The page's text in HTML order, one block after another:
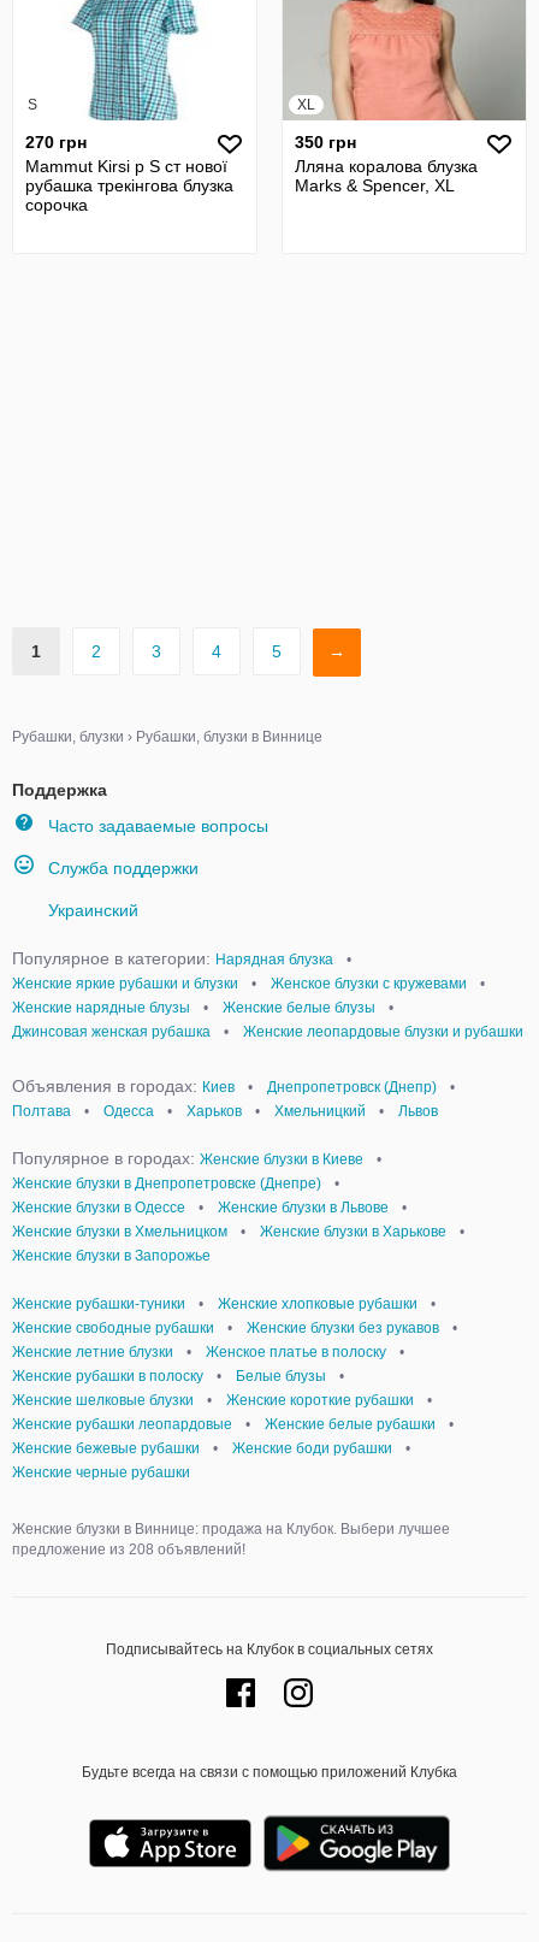
S
270 грн
Mammut Kirsi р S ст нової
рубашка трекінгова блузка
сорочка
XL
350 грн
Лляна коралова блузка
Marks & Spencer, XL
1 2 3 4 5 →
Рубашки, блузки › Рубашки, блузки в Виннице
Поддержка
Часто задаваемые вопросы
Служба поддержки
Украинский
Популярное в категории: Нарядная блузка
•
Женские яркие рубашки и блузки
• Женское блузки с кружевами
•
Женские нарядные блузы
• Женские белые блузы
•
Джинсовая женская рубашка
• Женские леопардовые блузки и рубашки
Объявления в городах: Киев • Днепропетровск (Днепр)
•
Полтава
• Одесса • Харьков • Хмельницкий • Львов
Популярное в городах: Женские блузки в Киеве
•
Женские блузки в Днепропетровске (Днепре)
•
Женские блузки в Одессе
• Женские блузки в Львове
•
Женские блузки в Хмельницком
• Женские блузки в Харькове
•
Женские блузки в Запорожье
Женские рубашки-туники • Женские хлопковые рубашки
•
Женские свободные рубашки
• Женские блузки без рукавов
•
Женские летние блузки
• Женское платье в полоску
•
Женские рубашки в полоску
• Белые блузы
•
Женские шелковые блузки
• Женские короткие рубашки
•
Женские рубашки леопардовые
• Женские белые рубашки
•
Женские бежевые рубашки
• Женские боди рубашки
•
Женские черные рубашки
Женские блузки в Виннице: продажа на Клубок. Выбери лучшее
предложение из 208 объявлений!
Подписывайтесь на Клубок в социальных сетях
Будьте всегда на связи с помощью приложений Клубка